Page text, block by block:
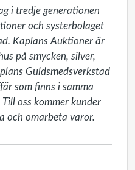
i tredje generationen
och systerbolaget
Kaplans Auktioner är
på smycken, silver,
Guldsmedsverkstad
som finns i samma
oss kommer kunder
och omarbeta varor.